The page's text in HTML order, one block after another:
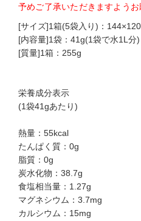
予めご了承いただきますようお
[サイズ]1箱(5袋入り)：
[内容量]1袋：41g(1袋で水1L分)
[質量]1箱：255g
栄養成分表示
(1袋41gあたり)
熱量：55kcal
たんぱく質：0g
脂質：0g
炭水化物：38.7g
食塩相当量：1.27g
マグネシウム：3.7mg
カルシウム：15mg